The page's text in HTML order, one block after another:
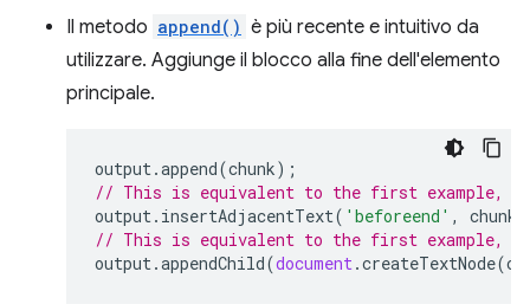
Il metodo append() è più recente e intuitivo da
utilizzare. Aggiunge il blocco alla fine dell'elemento
principale.
output.append(chunk);
// This is equivalent to the first example,
output. insertAdjacentText( 'beforeend' , chunk
// This is equivalent to the first example,
output.appendChild(document.createTextNode(